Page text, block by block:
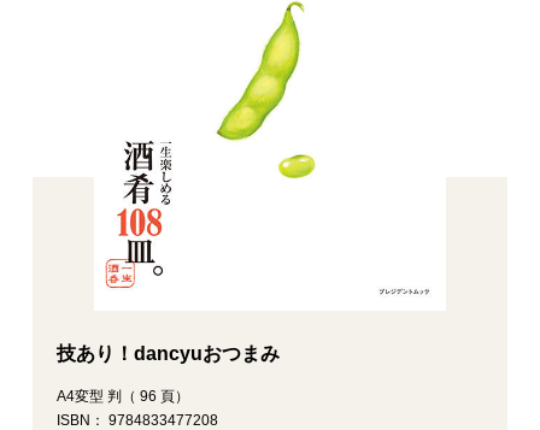
技あり！dancyuおつまみ
A4変型 判（ 96 頁）
ISBN： 9784833477208